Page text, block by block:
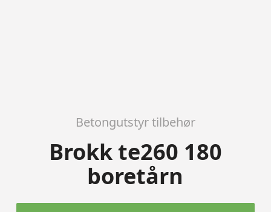
Betongutstyr tilbehør
Brokk te260 180
boretårn